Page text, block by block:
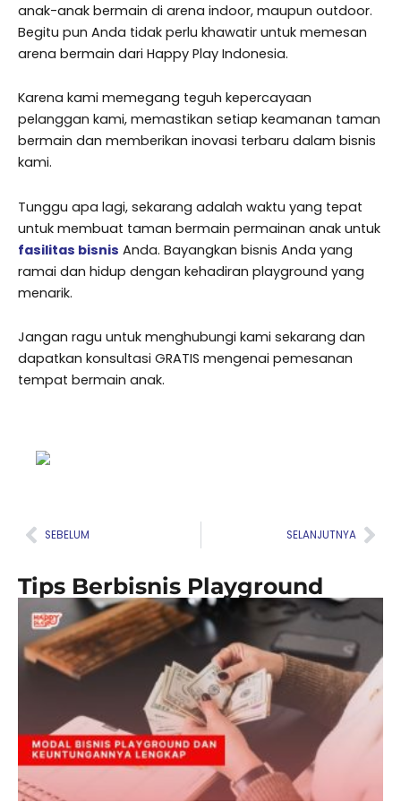
anak-anak bermain di arena indoor, maupun outdoor.
Begitu pun Anda tidak perlu khawatir untuk memesan
arena bermain dari Happy Play Indonesia.
Karena kami memegang teguh kepercayaan
pelanggan kami, memastikan setiap keamanan taman
bermain dan memberikan inovasi terbaru dalam bisnis
kami.
Tunggu apa lagi, sekarang adalah waktu yang tepat
untuk membuat taman bermain permainan anak untuk
fasilitas bisnis Anda. Bayangkan bisnis Anda yang
ramai dan hidup dengan kehadiran playground yang
menarik.
Jangan ragu untuk menghubungi kami sekarang dan
dapatkan konsultasi GRATIS mengenai pemesanan
tempat bermain anak.
Prev
SEBELUM SELANJUTNYA
Tips Berbisnis Playground